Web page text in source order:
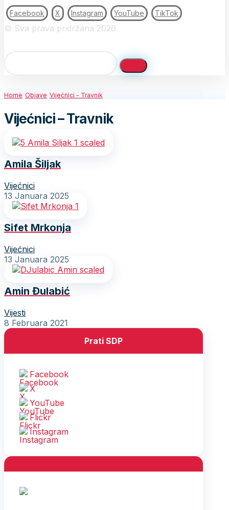
Facebook X Instagram YouTube TikTok
© Sva prava pridržana 2026
Home Objave Vijećnici - Travnik
Vijećnici – Travnik
Amila Šiljak
Vijećnici
13 Januara 2025
Sifet Mrkonja
Vijećnici
13 Januara 2025
Amin Đulabić
Vijesti
8 Februara 2021
Prati SDP
Facebook
X
YouTube
Flickr
Instagram